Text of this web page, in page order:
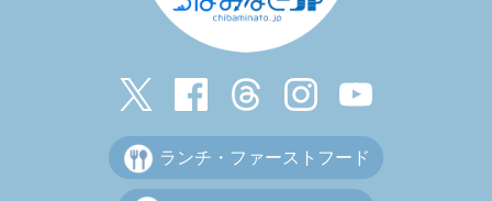
ランチ・ファーストフード